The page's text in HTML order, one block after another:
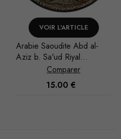
VOIR L'ARTICLE
Arabie Saoudite Abd al-
Aziz b. Sa'ud Riyal
1948/AH 1367
Comparer
15.00 €